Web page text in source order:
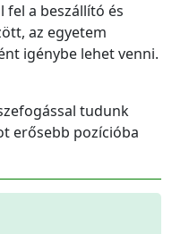
fel a beszállító és
az egyetem
igénybe lehet venni.
tudunk
erősebb pozícióba